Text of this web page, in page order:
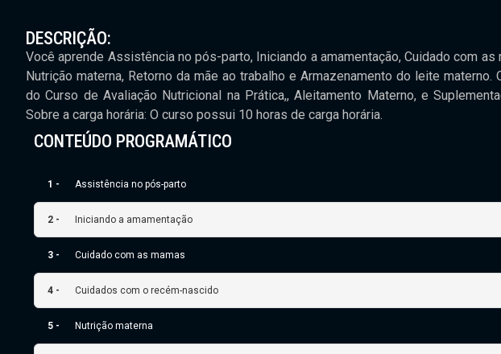
DESCRIÇÃO:
Você aprende Assistência no pós-parto, Iniciando a amamentação, Cuidado com
Nutrição materna, Retorno da mãe ao trabalho e Armazenamento do leite
do Curso de Avaliação Nutricional na Prática,, Aleitamento Materno, e
Sobre a carga horária: O curso possui 10 horas de carga horária.
CONTEÚDO PROGRAMÁTICO
1 - Assistência no pós-parto
2 - Iniciando a amamentação
3 - Cuidado com as mamas
4 - Cuidados com o recém-nascido
5 - Nutrição materna